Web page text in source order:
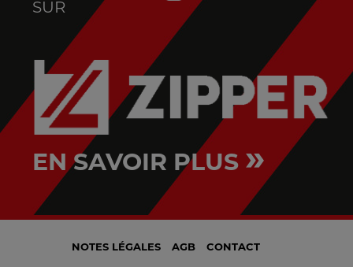
SUR
EN SAVOIR PLUS »
NOTES LÉGALES AGB CONTACT